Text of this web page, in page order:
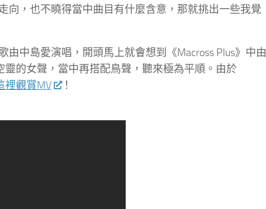
向，也不曉得當中曲目有什麼含意，那就挑出一些我覺
中島愛演唱，開頭馬上就會想到《Macross Plus》中由
的女聲，當中再搭配鳥聲，聽來極為平順。由於
裡觀賞MV ！